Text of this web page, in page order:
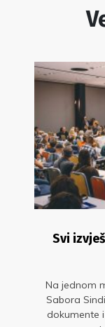
Svi
Na jednom
Sabora
dokumente